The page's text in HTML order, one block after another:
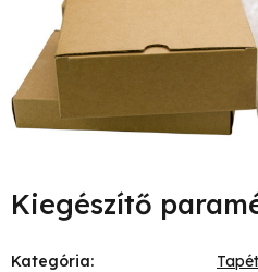
Kiegészítő
Kategória: